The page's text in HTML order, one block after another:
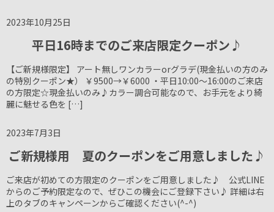
2023年10月25日
平日16時までのご来店限定クーポン♪
【ご新規様限定】 アート無しワンカラーorグラデ(現金払いの方のみ
の特別クーポン★） ￥9500→￥6000 ・平日10:00～16:00のご来店
の方限定☆現金払いのみ♪カラー調合可能なので、お手元をより綺
麗に魅せる色を […]
2023年7月3日
ご新規様用 夏のクーポンをご用意しました♪
ご来店が初めての方限定のクーポンをご用意しました♪ 公式LINE
からのご予約限定なので、ぜひこの機会にご登録下さい♪ 詳細は右
上のタブのキャンペーンからご確認ください(^-^)